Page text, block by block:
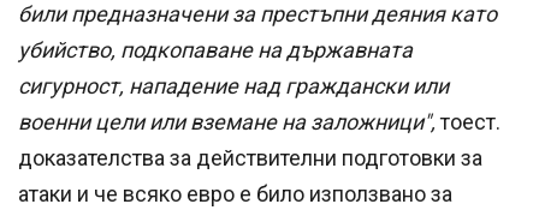
били предназначени за престъпни деяния като
убийство, подкопаване на държавната
сигурност, нападение над граждански или
военни цели или вземане на заложници",тоест.
доказателства за действителни подготовки за
атаки и че всяко евро е било използвано за